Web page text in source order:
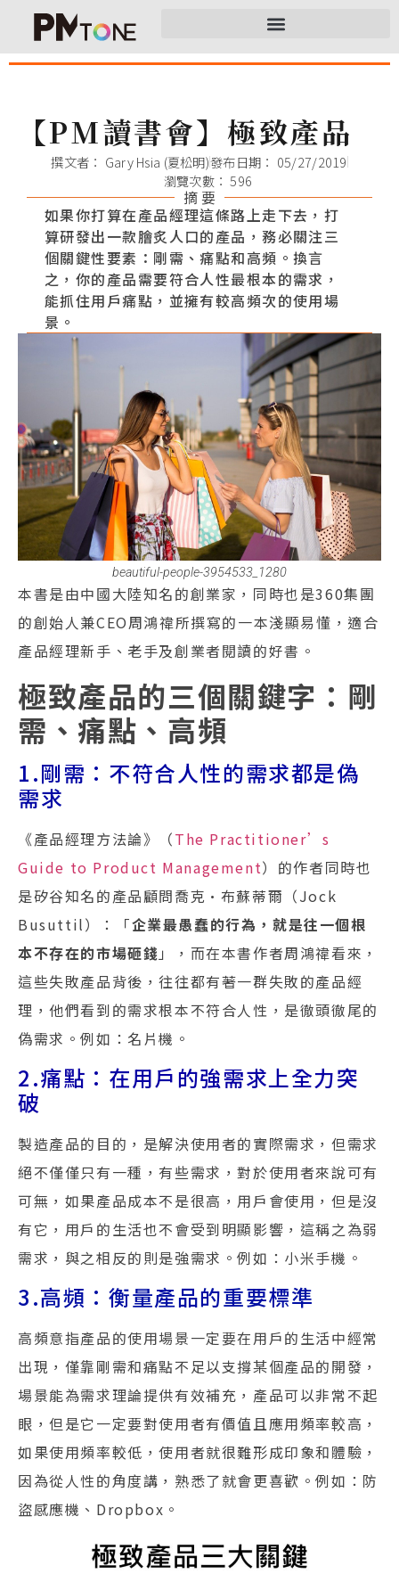
【PM讀書會】極致產品
撰文者： Gary Hsia (夏松明)發布日期： 05/27/2019
瀏覽次數： 596
摘 要
如果你打算在產品經理這條路上走下去，打
算研發出一款膾炙人口的產品，務必關注三
個關鍵性要素：剛需、痛點和高頻。換言
之，你的產品需要符合人性最根本的需求，
能抓住用戶痛點，並擁有較高頻次的使用場
景。
beautiful-people-3954533_1280
本書是由中國大陸知名的創業家，同時也是360集團
的創始人兼CEO周鴻禕所撰寫的一本淺顯易懂，適合
產品經理新手、老手及創業者閱讀的好書。
極致產品的三個關鍵字：剛
需、痛點、高頻
1.剛需：不符合人性的需求都是偽
需求
《產品經理方法論》（The Practitioner’s
Guide to Product Management）的作者同時也
是矽谷知名的產品顧問喬克•布蘇蒂爾（Jock
Busuttil）：「企業最愚蠢的行為，就是往一個根
本不存在的市場砸錢 」，而在本書作者周鴻禕看來，
這些失敗產品背後，往往都有著一群失敗的產品經
理，他們看到的需求根本不符合人性，是徹頭徹尾的
偽需求。例如：名片機。
2.痛點：在用戶的強需求上全力突
破
製造產品的目的，是解決使用者的實際需求，但需求
絕不僅僅只有一種，有些需求，對於使用者來說可有
可無，如果產品成本不是很高，用戶會使用，但是沒
有它，用戶的生活也不會受到明顯影響，這稱之為弱
需求，與之相反的則是強需求。例如：小米手機。
3.高頻：衡量產品的重要標準
高頻意指產品的使用場景一定要在用戶的生活中經常
出現，僅靠剛需和痛點不足以支撐某個產品的開發，
場景能為需求理論提供有效補充，產品可以非常不起
眼，但是它一定要對使用者有價值且應用頻率較高，
如果使用頻率較低，使用者就很難形成印象和體驗，
因為從人性的角度講，熟悉了就會更喜歡。例如：防
盜感應機、Dropbox。